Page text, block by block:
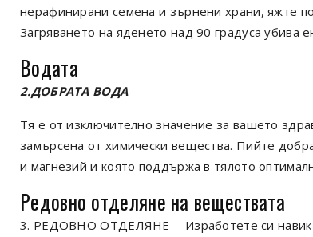
нерафинирани семена и зърнени храни, яжте
Загряването на яденето над 90 градуса убива
Водата
2.ДОБРАТА ВОДА
Тя е от изключително значение за вашето
замърсена от химически вещества. Пийте
и магнезий и която поддържа в тялото
Редовно отделяне на веществата
3. РЕДОВНО ОТДЕЛЯНЕ - Изработете си навик